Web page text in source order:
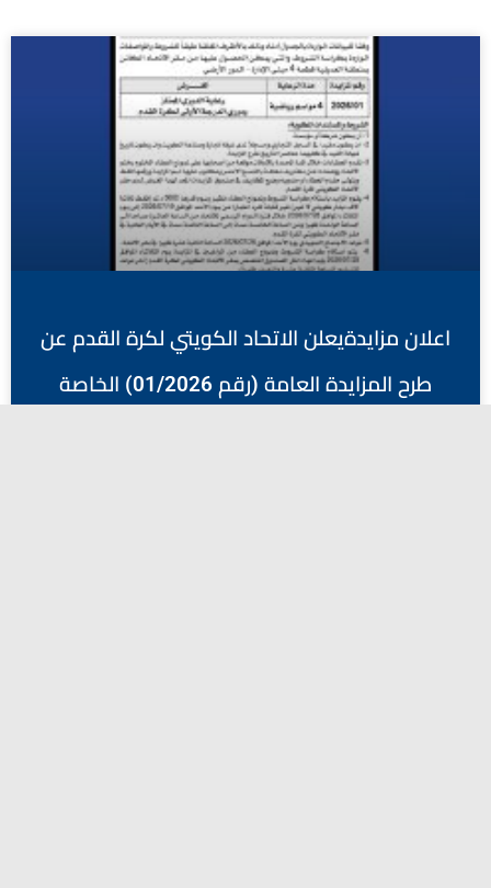
اعلان مزايدةيعلن الاتحاد الكويتي لكرة القدم عن
طرح المزايدة العامة (رقم 01/2026) الخاصة